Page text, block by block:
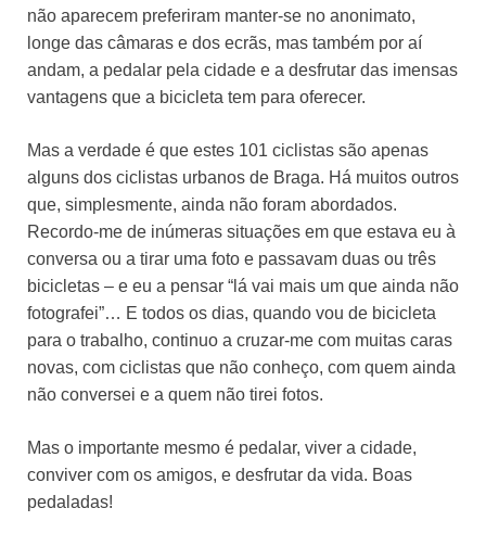
não aparecem preferiram manter-se no anonimato,
longe das câmaras e dos ecrãs, mas também por aí
andam, a pedalar pela cidade e a desfrutar das imensas
vantagens que a bicicleta tem para oferecer.
Mas a verdade é que estes 101 ciclistas são apenas
alguns dos ciclistas urbanos de Braga. Há muitos outros
que, simplesmente, ainda não foram abordados.
Recordo-me de inúmeras situações em que estava eu à
conversa ou a tirar uma foto e passavam duas ou três
bicicletas – e eu a pensar “lá vai mais um que ainda não
fotografei”… E todos os dias, quando vou de bicicleta
para o trabalho, continuo a cruzar-me com muitas caras
novas, com ciclistas que não conheço, com quem ainda
não conversei e a quem não tirei fotos.
Mas o importante mesmo é pedalar, viver a cidade,
conviver com os amigos, e desfrutar da vida. Boas
pedaladas!